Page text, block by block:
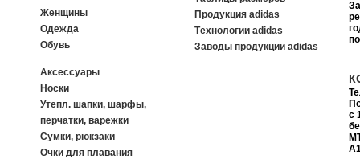
Женщины
Одежда
Обувь
Аксессуары
Носки
Утепл. шапки, шарфы,
перчатки, варежки
Сумки, рюкзаки
Очки для плавания
Продукция adidas
Tехнологии adidas
Заводы продукции adidas
с